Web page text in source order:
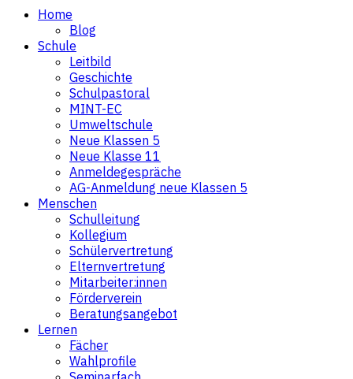
Home
Blog
Schule
Leitbild
Geschichte
Schulpastoral
MINT-EC
Umweltschule
Neue Klassen 5
Neue Klasse 11
Anmeldegespräche
AG-Anmeldung neue Klassen 5
Menschen
Schulleitung
Kollegium
Schülervertretung
Elternvertretung
Mitarbeiter:innen
Förderverein
Beratungsangebot
Lernen
Fächer
Wahlprofile